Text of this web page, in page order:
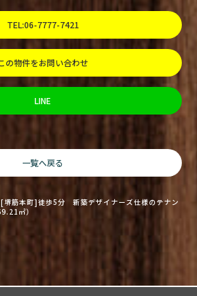
TEL:06-7777-7421
の物件をお問い合わせ
LINE
一覧へ戻る
[堺筋本町]徒歩5分 新築デザイナーズ仕様のテナン
㎡）